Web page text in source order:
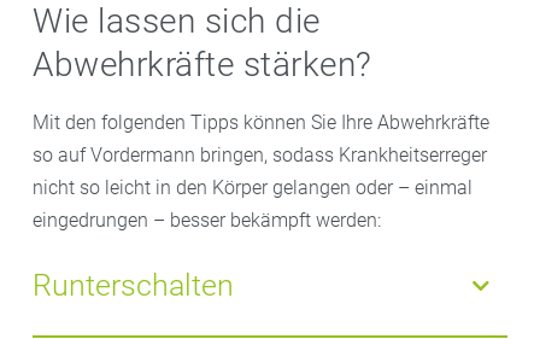
Wie lassen sich die
Abwehrkräfte stärken?
Mit den folgenden Tipps können Sie Ihre Abwehrkräfte
so auf Vordermann bringen, sodass Krankheitserreger
nicht so leicht in den Körper gelangen oder – einmal
eingedrungen – besser bekämpft werden:
Runterschalten